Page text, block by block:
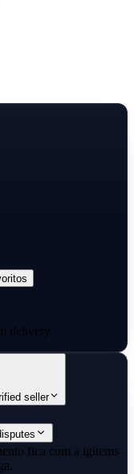
delivery
seller
fica com a igitems